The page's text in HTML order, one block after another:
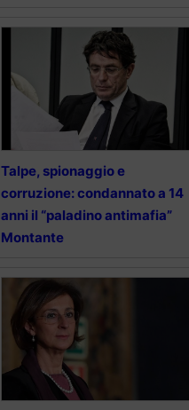
Talpe, spionaggio e
corruzione: condannato a 14
anni il “paladino antimafia”
Montante